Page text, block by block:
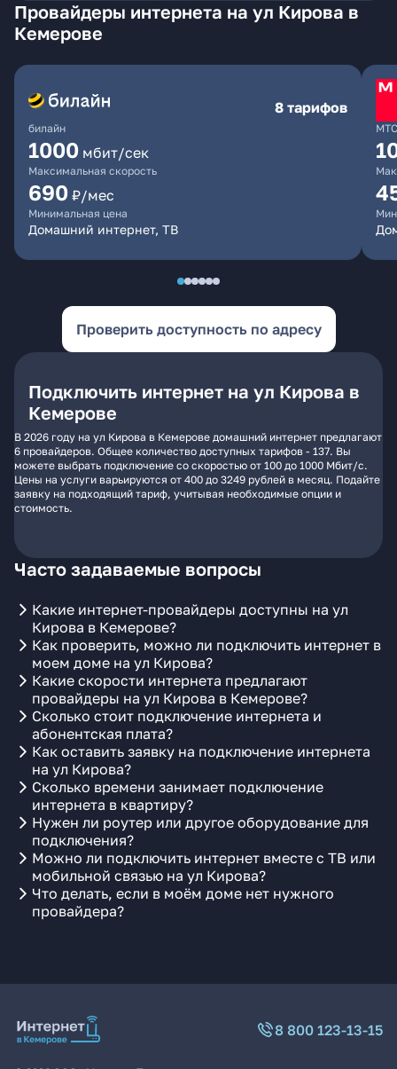
Провайдеры интернета на ул Кирова в
Кемерове
билайн
8 тарифов
1000 мбит/сек
Максимальная скорость
690 ₽/мес
Минимальная цена
Домашний интернет, ТВ
МТС
Проверить доступность по адресу
Подключить интернет на ул Кирова в
Кемерове
В 2026 году на ул Кирова в Кемерове домашний интернет предлагают
6 провайдеров. Общее количество доступных тарифов - 137. Вы
можете выбрать подключение со скоростью от 100 до 1000 Мбит/с.
Цены на услуги варьируются от 400 до 3249 рублей в месяц. Подайте
заявку на подходящий тариф, учитывая необходимые опции и
стоимость.
Часто задаваемые вопросы
Какие интернет-провайдеры доступны на ул
Кирова в Кемерове?
Как проверить, можно ли подключить интернет в
моем доме на ул Кирова?
Какие скорости интернета предлагают
провайдеры на ул Кирова в Кемерове?
Сколько стоит подключение интернета и
абонентская плата?
Как оставить заявку на подключение интернета
на ул Кирова?
Сколько времени занимает подключение
интернета в квартиру?
Нужен ли роутер или другое оборудование для
подключения?
Можно ли подключить интернет вместе с ТВ или
мобильной связью на ул Кирова?
Что делать, если в моём доме нет нужного
провайдера?
8 800 123-13-15